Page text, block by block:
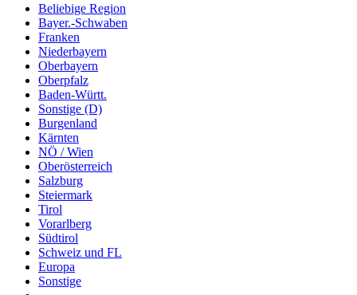
Beliebige Region
Bayer.-Schwaben
Franken
Niederbayern
Oberbayern
Oberpfalz
Baden-Württ.
Sonstige (D)
Burgenland
Kärnten
NÖ / Wien
Oberösterreich
Salzburg
Steiermark
Tirol
Vorarlberg
Südtirol
Schweiz und FL
Europa
Sonstige